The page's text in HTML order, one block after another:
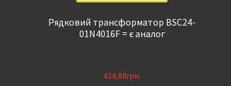
Рядковий трансформатор BSC24-
01N4016F = є аналог
424,88грн.